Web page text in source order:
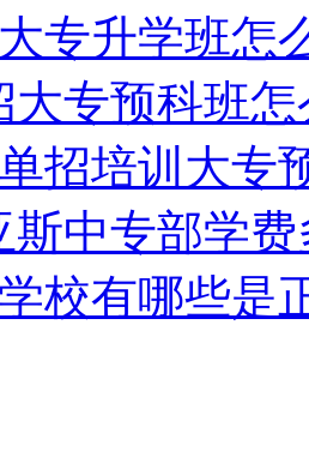
专升学班怎
大专预科班
招培训大专
斯中专部学
校有哪些是